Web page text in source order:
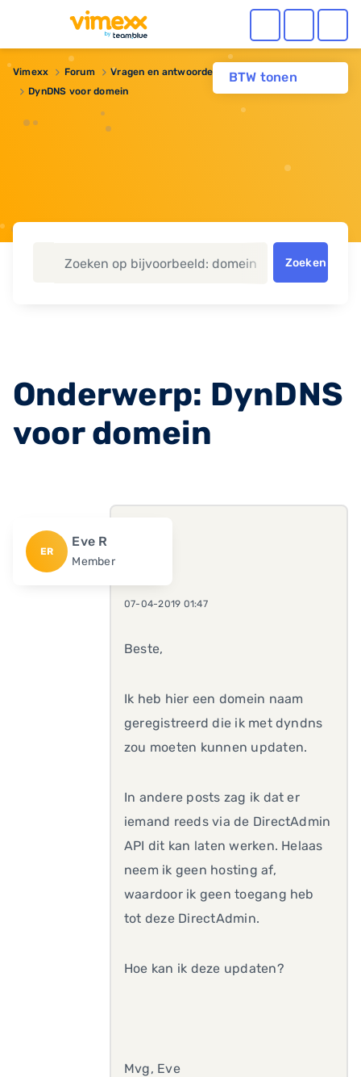
BTW tonen
Vimexx Forum Vragen en antwoorden
Domeinnaam
DynDNS voor domein
Zoeken
Onderwerp: DynDNS
voor domein
ER
Eve R
Member
07-04-2019 01:47
Beste,
Ik heb hier een domein naam
geregistreerd die ik met dyndns
zou moeten kunnen updaten.
In andere posts zag ik dat er
iemand reeds via de DirectAdmin
API dit kan laten werken. Helaas
neem ik geen hosting af,
waardoor ik geen toegang heb
tot deze DirectAdmin.
Hoe kan ik deze updaten?
Mvg, Eve